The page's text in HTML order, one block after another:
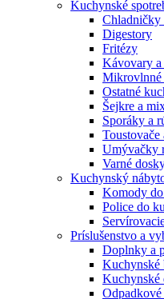
Kuchynské
Chladničky
Digestory
Fritézy
Kávovary a
Mikrovlnné
Ostatné
Šejkre a
Sporáky a
Umývačky
Varné
Kuchynský
Komody
Police do
Príslušenstvo a
Doplnky a
Kuchynské
Kuchynské